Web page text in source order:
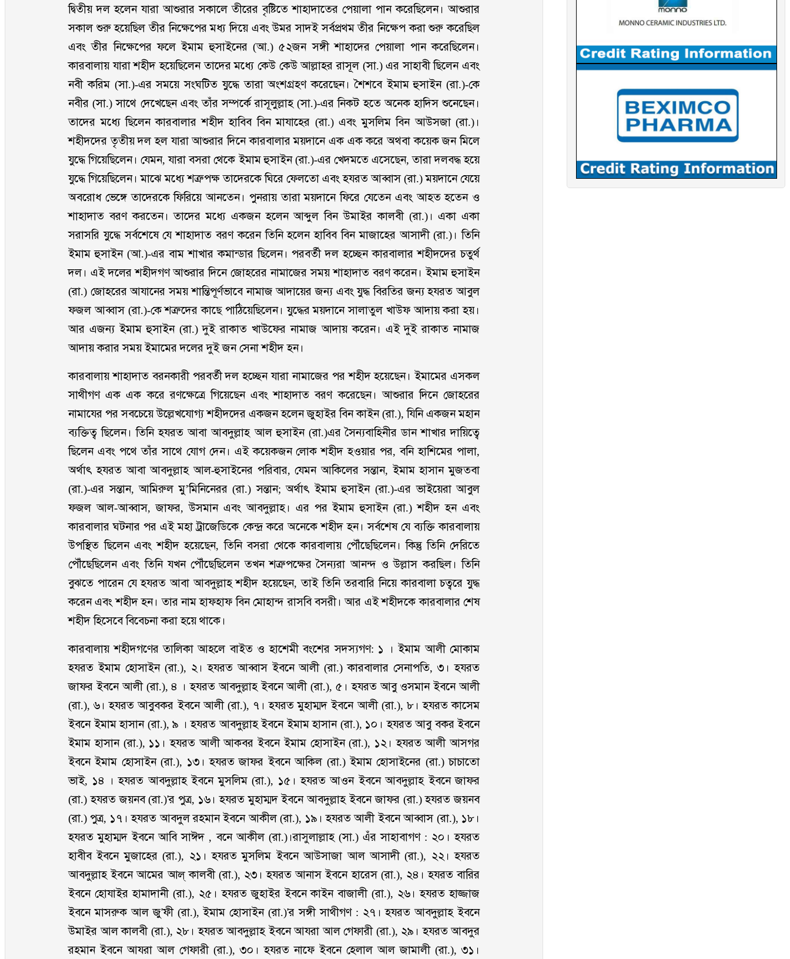
দ্বিতীয় দল হলেন যারা আশুরার সকালে তীরের বৃষ্টিতে শাহাদাতের পেয়ালা পান করেছিলেন। আশুরার
সকাল শুরু হয়েছিল তীর নিক্ষেপের মধ্য দিয়ে এবং উমর সাদই সর্বপ্রথম তীর নিক্ষেপ করা শুরু করেছিল
এবং তীর নিক্ষেপের ফলে ইমাম হুসাইনের (আ.) ৫২জন সঙ্গী শাহাদের পেয়ালা পান করেছিলেন।
কারবালায় যারা শহীদ হয়েছিলেন তাদের মধ্যে কেউ কেউ আল্লাহর রাসূল (সা.) এর সাহাবী ছিলেন এবং
নবী করিম (সা.)-এর সময়ে সংঘটিত যুদ্ধে তারা অংশগ্রহণ করেছেন। শৈশবে ইমাম হুসাইন (রা.)-কে
নবীর (সা.) সাথে দেখেছেন এবং তাঁর সম্পর্কে রাসূলুল্লাহ (সা.)-এর নিকট হতে অনেক হাদিস শুনেছেন।
তাদের মধ্যে ছিলেন কারবালার শহীদ হাবিব বিন মাযাহের (রা.) এবং মুসলিম বিন আউসজা (রা.)।
শহীদদের তৃতীয় দল হল যারা আশুরার দিনে কারবালার ময়দানে এক এক করে অথবা কয়েক জন মিলে
যুদ্ধে গিয়েছিলেন। যেমন, যারা বসরা থেকে ইমাম হুসাইন (রা.)-এর খেদমতে এসেছেন, তারা দলবদ্ধ হয়ে
যুদ্ধে গিয়েছিলেন। মাঝে মধ্যে শত্রুপক্ষ তাদেরকে ঘিরে ফেলতো এবং হযরত আব্বাস (রা.) ময়দানে যেয়ে
অবরোধ ভেঙ্গে তাদেরকে ফিরিয়ে আনতেন। পুনরায় তারা ময়দানে ফিরে যেতেন এবং আহত হতেন ও
শাহাদাত বরণ করতেন। তাদের মধ্যে একজন হলেন আব্দুল বিন উমাইর কালবী (রা.)। একা একা
সরাসরি যুদ্ধে সর্বশেষে যে শাহাদাত বরণ করেন তিনি হলেন হাবিব বিন মাজাহের আসাদী (রা.)। তিনি
ইমাম হুসাইন (আ.)-এর বাম শাখার কমান্ডার ছিলেন। পরবর্তী দল হচ্ছেন কারবালার শহীদদের চতুর্থ
দল। এই দলের শহীদগণ আশুরার দিনে জোহরের নামাজের সময় শাহাদাত বরণ করেন। ইমাম হুসাইন
(রা.) জোহরের আযানের সময় শান্তিপূর্ণভাবে নামাজ আদায়ের জন্য এবং যুদ্ধ বিরতির জন্য হযরত আবুল
ফজল আব্বাস (রা.)-কে শত্রুদের কাছে পাঠিয়েছিলেন। যুদ্ধের ময়দানে সালাতুল খাউফ আদায় করা হয়।
আর এজন্য ইমাম হুসাইন (রা.) দুই রাকাত খাউফের নামাজ আদায় করেন। এই দুই রাকাত নামাজ
আদায় করার সময় ইমামের দলের দুই জন সেনা শহীদ হন।
কারবালায় শাহাদাত বরনকারী পরবর্তী দল হচ্ছেন যারা নামাজের পর শহীদ হয়েছেন। ইমামের এসকল
সাথীগণ এক এক করে রণক্ষেত্রে গিয়েছেন এবং শাহাদাত বরণ করেছেন। আশুরার দিনে জোহরের
নামাযের পর সবচেয়ে উল্লেখযোগ্য শহীদদের একজন হলেন জুহাইর বিন কাইন (রা.), যিনি একজন মহান
ব্যক্তিত্ব ছিলেন। তিনি হযরত আবা আবদুল্লাহ আল হুসাইন (রা.)এর সৈন্যবাহিনীর ডান শাখার দায়িত্বে
ছিলেন এবং পথে তাঁর সাথে যোগ দেন। এই কয়েকজন লোক শহীদ হওয়ার পর, বনি হাশিমের পালা,
অর্থাৎ হযরত আবা আবদুল্লাহ আল-হুসাইনের পরিবার, যেমন আকিলের সন্তান, ইমাম হাসান মুজতবা
(রা.)-এর সন্তান, আমিরুল মু’মিনিনেরর (রা.) সন্তান; অর্থাৎ ইমাম হুসাইন (রা.)-এর ভাইয়েরা আবুল
ফজল আল-আব্বাস, জাফর, উসমান এবং আবদুল্লাহ। এর পর ইমাম হুসাইন (রা.) শহীদ হন এবং
কারবালার ঘটনার পর এই মহা ট্রাজেডিকে কেন্দ্র করে অনেকে শহীদ হন। সর্বশেষ যে ব্যক্তি কারবালায়
উপস্থিত ছিলেন এবং শহীদ হয়েছেন, তিনি বসরা থেকে কারবালায় পৌঁছেছিলেন। কিন্তু তিনি দেরিতে
পৌঁছেছিলেন এবং তিনি যখন পৌঁছেছিলেন তখন শত্রুপক্ষের সৈন্যরা আনন্দ ও উল্লাস করছিল। তিনি
বুঝতে পারেন যে হযরত আবা আবদুল্লাহ শহীদ হয়েছেন, তাই তিনি তরবারি নিয়ে কারবালা চত্বরে যুদ্ধ
করেন এবং শহীদ হন। তার নাম হাফহাফ বিন মোহান্দ রাসবি বসরী। আর এই শহীদকে কারবালার শেষ
শহীদ হিসেবে বিবেচনা করা হয়ে থাকে।
কারবালায় শহীদগণের তালিকা আহলে বাইত ও হাশেমী বংশের সদস্যগণ: ১ । ইমাম আলী মোকাম
হযরত ইমাম হোসাইন (রা.), ২। হযরত আব্বাস ইবনে আলী (রা.) কারবালার সেনাপতি, ৩। হযরত
জাফর ইবনে আলী (রা.), ৪ । হযরত আবদুল্লাহ ইবনে আলী (রা.), ৫। হযরত আবু ওসমান ইবনে আলী
(রা.), ৬। হযরত আবুবকর ইবনে আলী (রা.), ৭। হযরত মুহাম্মদ ইবনে আলী (রা.), ৮। হযরত কাসেম
ইবনে ইমাম হাসান (রা.), ৯ । হযরত আবদুল্লাহ ইবনে ইমাম হাসান (রা.), ১০। হযরত আবু বকর ইবনে
ইমাম হাসান (রা.), ১১। হযরত আলী আকবর ইবনে ইমাম হোসাইন (রা.), ১২। হযরত আলী আসগর
ইবনে ইমাম হোসাইন (রা.), ১৩। হযরত জাফর ইবনে আকিল (রা.) ইমাম হোসাইনের (রা.) চাচাতো
ভাই, ১৪ । হযরত আবদুল্লাহ ইবনে মুসলিম (রা.), ১৫। হযরত আওন ইবনে আবদুল্লাহ ইবনে জাফর
(রা.) হযরত জয়নব (রা.)'র পুত্র, ১৬। হযরত মুহাম্মদ ইবনে আবদুল্লাহ ইবনে জাফর (রা.) হযরত জয়নব
(রা.) পুত্র, ১৭। হযরত আবদুল রহমান ইবনে আকীল (রা.), ১৯। হযরত আলী ইবনে আব্বাস (রা.), ১৮।
হযরত মুহাম্মদ ইবনে আবি সাঈদ , বনে আকীল (রা.)।রাসুলাল্লাহ (সা.) এঁর সাহাবাগণ : ২০। হযরত
হাবীব ইবনে মুজাহের (রা.), ২১। হযরত মুসলিম ইবনে আউসাজা আল আসাদী (রা.), ২২। হযরত
আবদুল্লাহ ইবনে আমের আল্ কালবী (রা.), ২৩। হযরত আনাস ইবনে হারেস (রা.), ২৪। হযরত বারির
ইবনে হোযাইর হামাদানী (রা.), ২৫। হযরত জুহাইর ইবনে কাইন বাজালী (রা.), ২৬। হযরত হাজ্জাজ
ইবনে মাসরুক আল জু'ফী (রা.), ইমাম হোসাইন (রা.)'র সঙ্গী সাথীগণ : ২৭। হযরত আবদুল্লাহ ইবনে
উমাইর আল কালবী (রা.), ২৮। হযরত আবদুল্লাহ ইবনে আযরা আল গেফারী (রা.), ২৯। হযরত আবদুর
রহমান ইবনে আযরা আল গেফারী (রা.), ৩০। হযরত নাফে ইবনে হেলাল আল জামালী (রা.), ৩১।